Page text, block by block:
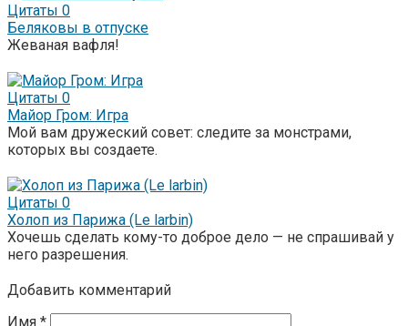
Цитаты 0
Беляковы в отпуске
Жеваная вафля!
Цитаты 0
Майор Гром: Игра
Мой вам дружеский совет: следите за монстрами,
которых вы создаете.
Цитаты 0
Холоп из Парижа (Le larbin)
Хочешь сделать кому-то доброе дело — не спрашивай у
него разрешения.
Добавить комментарий
Имя *